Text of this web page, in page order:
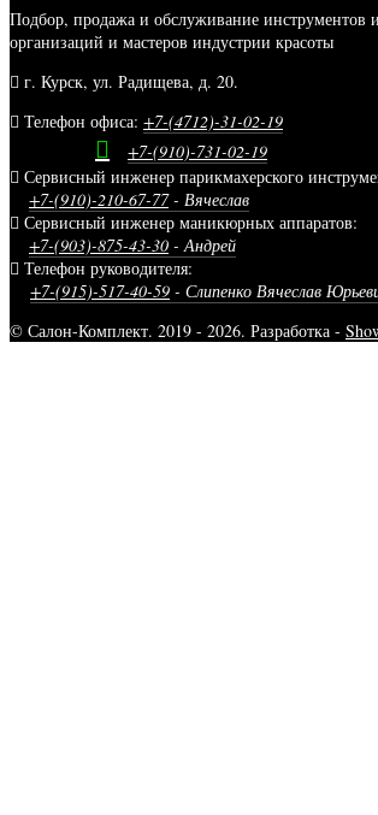
Подбор, продажа и обслуживание инструментов
организаций и мастеров индустрии красоты
г. Курск, ул. Радищева, д. 20.
Телефон офиса: +7-(4712)-31-02-19
+7-(910)-731-02-19
Сервисный инженер парикмахерского
+7-(910)-210-67-77- Вячеслав
Сервисный инженер маникюрных аппаратов:
+7-(903)-875-43-30 - Андрей
Телефон руководителя:
+7-(915)-517-40-59 - Слипенко Вячеслав
© Салон-Комплект. 2019 - 2026. Разработка -